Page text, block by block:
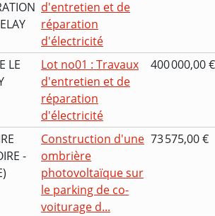
d'entretien et de
réparation
d'électricité
LE
Lot no01 : Travaux
d'entretien et de
réparation
d'électricité
400 000,00 €
-
Construction d'une
ombrière
photovoltaïque sur
le parking de co-
voiturage d...
73 575,00 €